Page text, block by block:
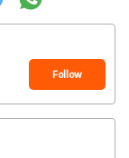
Follow